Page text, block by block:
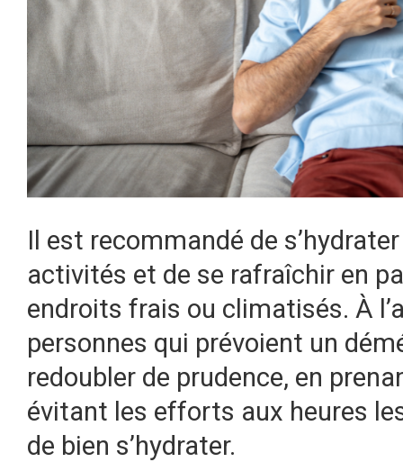
Il est recommandé de
activités et de se rafraîchir en
endroits frais ou climatisés. À
personnes qui prévoient un
redoubler de prudence, en
évitant les efforts aux heures
de bien s’hydrater.